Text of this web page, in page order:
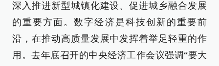
深入推进新型城镇化建设、促进城乡融合发展
的重要方面。数字经济是科技创新的重要前
沿，在推动高质量发展中发挥着举足轻重的作
用。去年底召开的中央经济工作会议强调“要大